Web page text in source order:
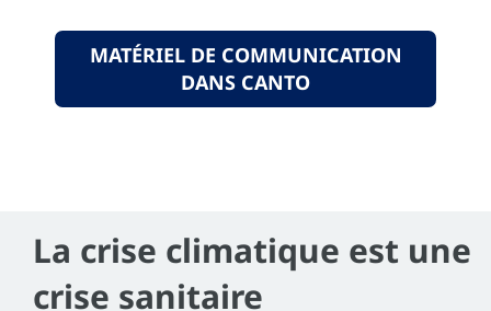
MATÉRIEL DE COMMUNICATION
DANS CANTO
La crise climatique est une
crise sanitaire